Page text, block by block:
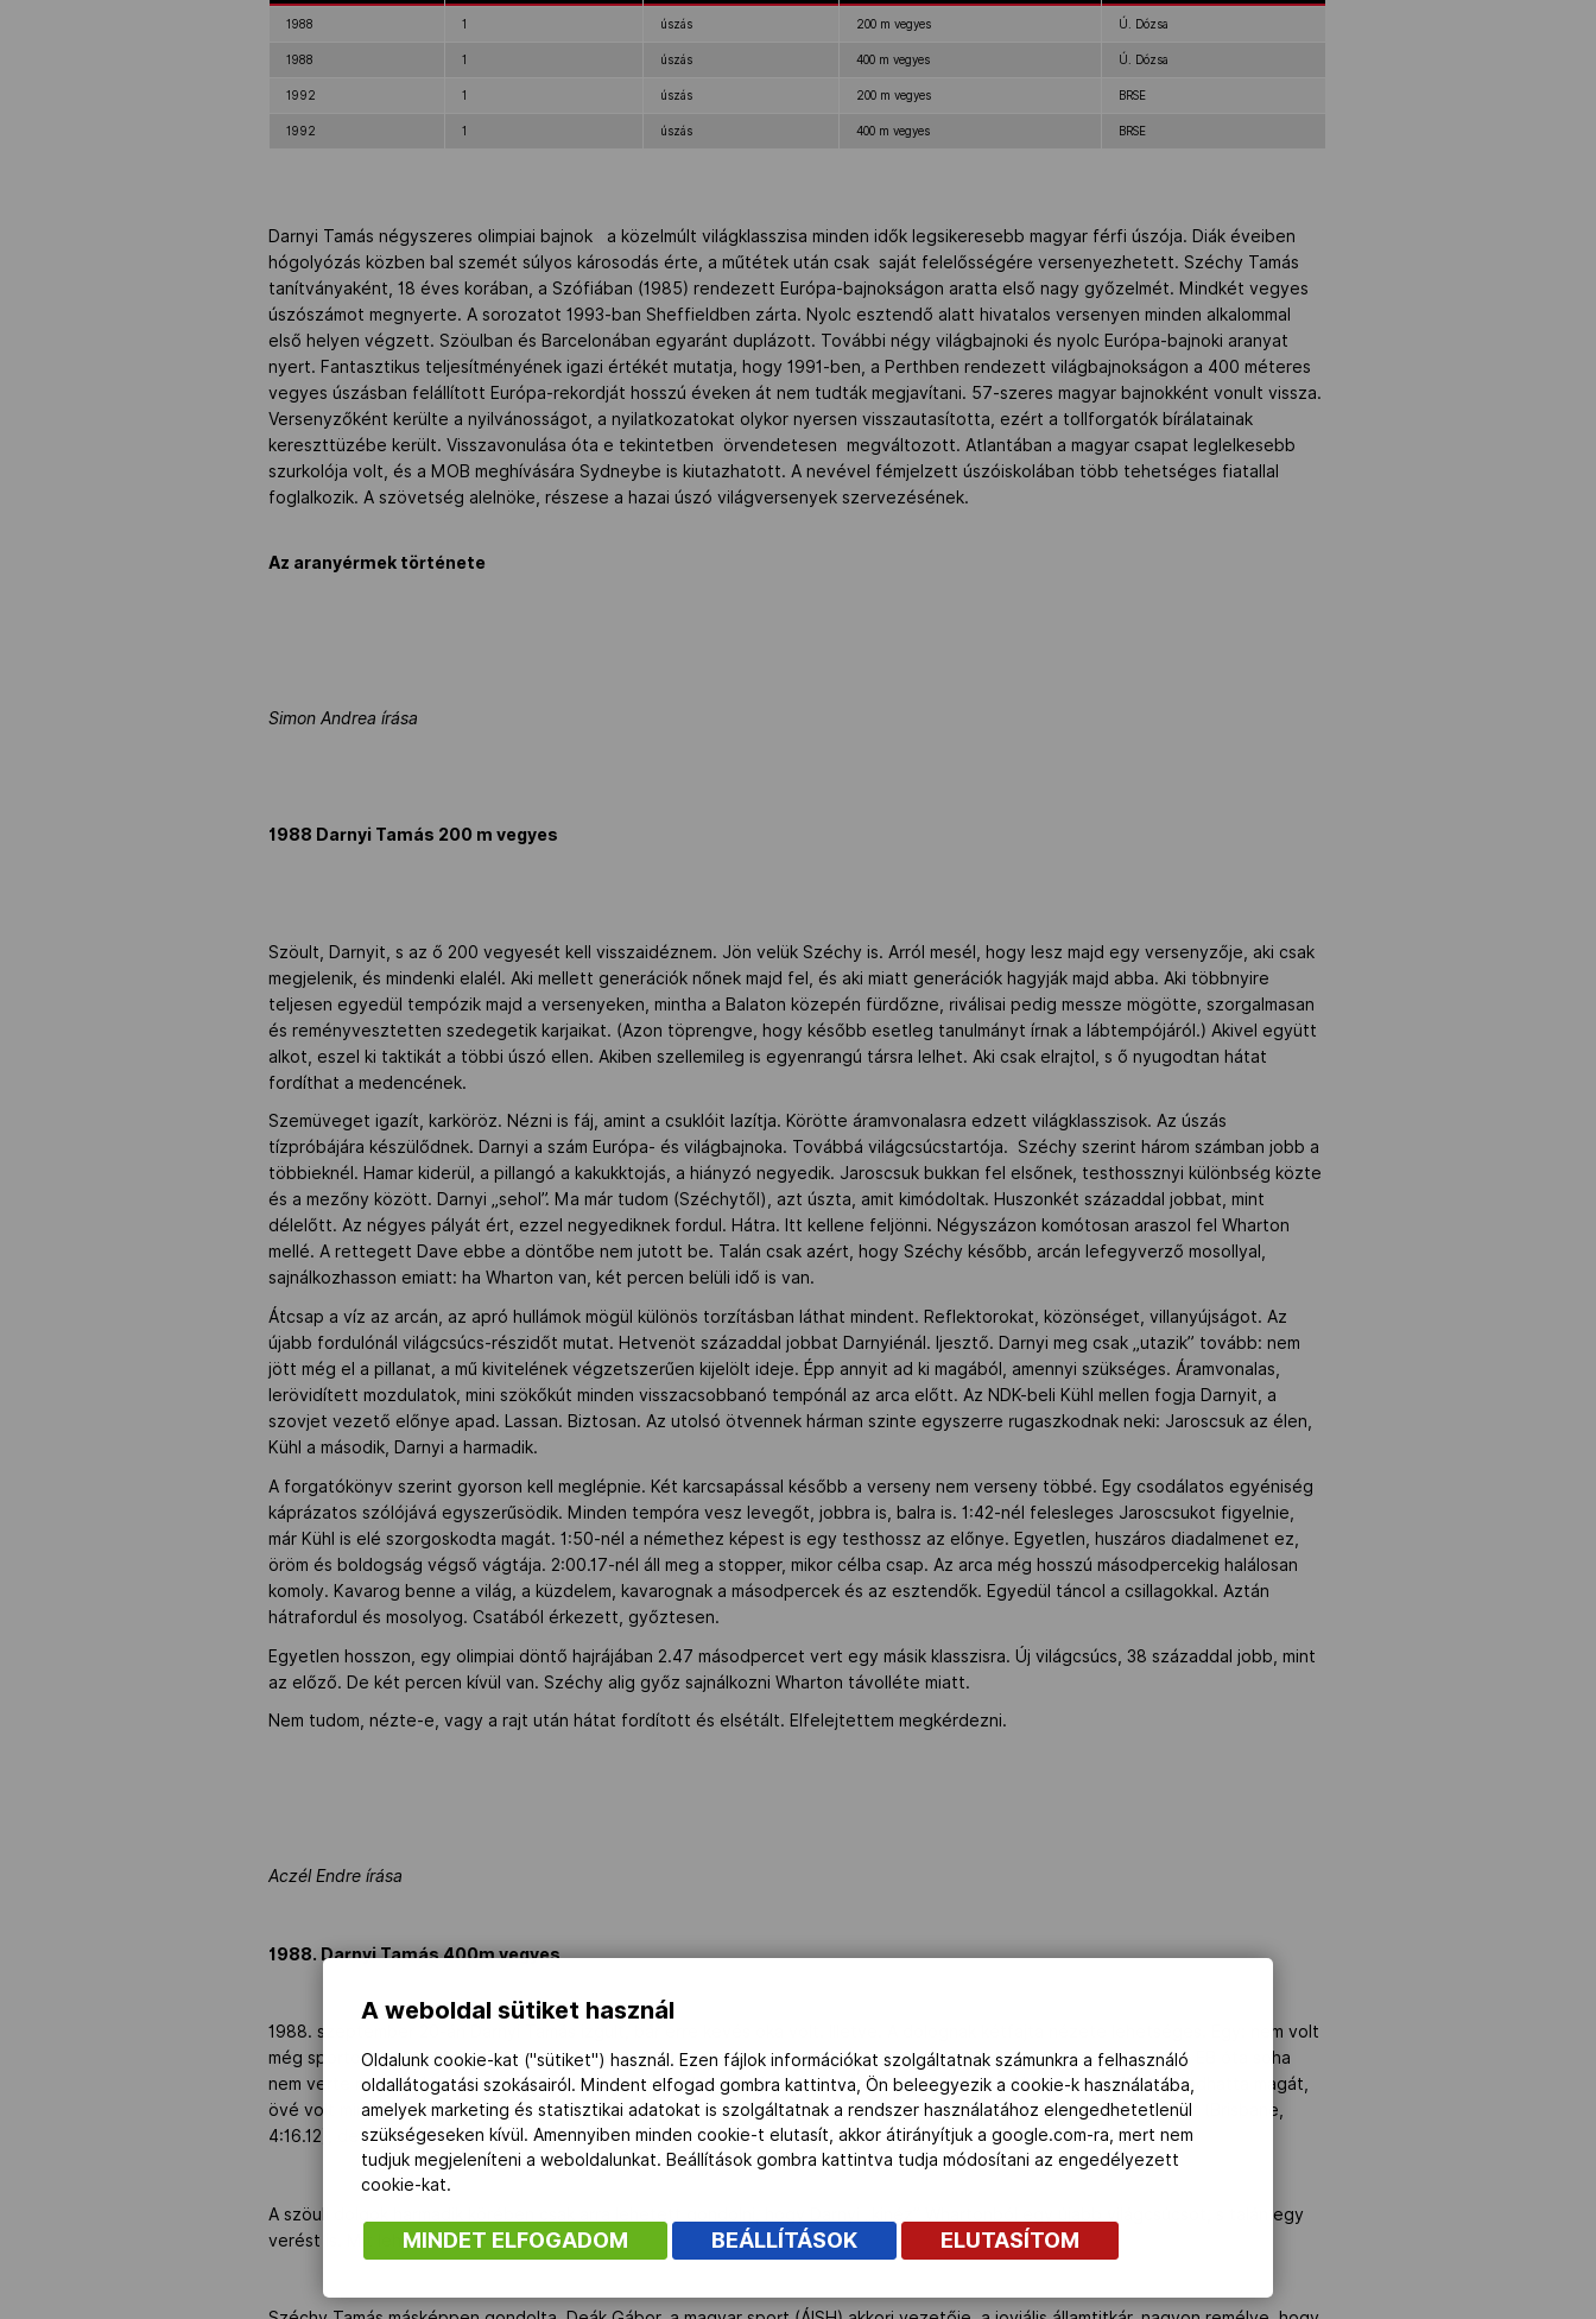
NOB
Társszervezetek
Adatbank
1988 1 úszás 200 m vegyes Ú. Dózsa
1988 1 úszás 400 m vegyes Ú. Dózsa
1992 1 úszás 200 m vegyes BRSE
1992 1 úszás 400 m vegyes BRSE
Darnyi Tamás négyszeres olimpiai bajnok a közelmúlt világklasszisa minden idők legsikeresebb magyar férfi úszója. Diák éveiben
hógolyózás közben bal szemét súlyos károsodás érte, a műtétek után csak saját felelősségére versenyezhetett. Széchy Tamás
tanítványaként, 18 éves korában, a Szófiában (1985) rendezett Európa-bajnokságon aratta első nagy győzelmét. Mindkét vegyes
úszószámot megnyerte. A sorozatot 1993-ban Sheffieldben zárta. Nyolc esztendő alatt hivatalos versenyen minden alkalommal
első helyen végzett. Szöulban és Barcelonában egyaránt duplázott. További négy világbajnoki és nyolc Európa-bajnoki aranyat
nyert. Fantasztikus teljesítményének igazi értékét mutatja, hogy 1991-ben, a Perthben rendezett világbajnokságon a 400 méteres
vegyes úszásban felállított Európa-rekordját hosszú éveken át nem tudták megjavítani. 57-szeres magyar bajnokként vonult vissza.
Versenyzőként kerülte a nyilvánosságot, a nyilatkozatokat olykor nyersen visszautasította, ezért a tollforgatók bírálatainak
kereszttüzébe került. Visszavonulása óta e tekintetben örvendetesen megváltozott. Atlantában a magyar csapat leglelkesebb
szurkolója volt, és a MOB meghívására Sydneybe is kiutazhatott. A nevével fémjelzett úszóiskolában több tehetséges fiatallal
foglalkozik. A szövetség alelnöke, részese a hazai úszó világversenyek szervezésének.
Az aranyérmek története
Simon Andrea írása
1988 Darnyi Tamás 200 m vegyes
Szöult, Darnyit, s az ő 200 vegyesét kell visszaidéznem. Jön velük Széchy is. Arról mesél, hogy lesz majd egy versenyzője, aki csak
megjelenik, és mindenki elalél. Aki mellett generációk nőnek majd fel, és aki miatt generációk hagyják majd abba. Aki többnyire
teljesen egyedül tempózik majd a versenyeken, mintha a Balaton közepén fürdőzne, riválisai pedig messze mögötte, szorgalmasan
és reményvesztetten szedegetik karjaikat. (Azon töprengve, hogy később esetleg tanulmányt írnak a lábtempójáról.) Akivel együtt
alkot, eszel ki taktikát a többi úszó ellen. Akiben szellemileg is egyenrangú társra lelhet. Aki csak elrajtol, s ő nyugodtan hátat
fordíthat a medencének.
Szemüveget igazít, karköröz. Nézni is fáj, amint a csuklóit lazítja. Körötte áramvonalasra edzett világklasszisok. Az úszás
tízpróbájára készülődnek. Darnyi a szám Európa- és világbajnoka. Továbbá világcsúcstartója. Széchy szerint három számban jobb a
többieknél. Hamar kiderül, a pillangó a kakukktojás, a hiányzó negyedik. Jaroscsuk bukkan fel elsőnek, testhossznyi különbség közte
és a mezőny között. Darnyi „sehol”. Ma már tudom (Széchytől), azt úszta, amit kimódoltak. Huszonkét századdal jobbat, mint
délelőtt. Az négyes pályát ért, ezzel negyediknek fordul. Hátra. Itt kellene feljönni. Négyszázon komótosan araszol fel Wharton
mellé. A rettegett Dave ebbe a döntőbe nem jutott be. Talán csak azért, hogy Széchy később, arcán lefegyverző mosollyal,
sajnálkozhasson emiatt: ha Wharton van, két percen belüli idő is van.
Átcsap a víz az arcán, az apró hullámok mögül különös torzításban láthat mindent. Reflektorokat, közönséget, villanyújságot. Az
újabb fordulónál világcsúcs-részidőt mutat. Hetvenöt századdal jobbat Darnyiénál. Ijesztő. Darnyi meg csak „utazik” tovább: nem
jött még el a pillanat, a mű kivitelének végzetszerűen kijelölt ideje. Épp annyit ad ki magából, amennyi szükséges. Áramvonalas,
lerövidített mozdulatok, mini szökőkút minden visszacsobbanó tempónál az arca előtt. Az NDK-beli Kühl mellen fogja Darnyit, a
szovjet vezető előnye apad. Lassan. Biztosan. Az utolsó ötvennek hárman szinte egyszerre rugaszkodnak neki: Jaroscsuk az élen,
Kühl a második, Darnyi a harmadik.
A forgatókönyv szerint gyorson kell meglépnie. Két karcsapással később a verseny nem verseny többé. Egy csodálatos egyéniség
káprázatos szólójává egyszerűsödik. Minden tempóra vesz levegőt, jobbra is, balra is. 1:42-nél felesleges Jaroscsukot figyelnie,
már Kühl is elé szorgoskodta magát. 1:50-nél a némethez képest is egy testhossz az előnye. Egyetlen, huszáros diadalmenet ez,
öröm és boldogság végső vágtája. 2:00.17-nél áll meg a stopper, mikor célba csap. Az arca még hosszú másodpercekig halálosan
komoly. Kavarog benne a világ, a küzdelem, kavarognak a másodpercek és az esztendők. Egyedül táncol a csillagokkal. Aztán
hátrafordul és mosolyog. Csatából érkezett, győztesen.
Egyetlen hosszon, egy olimpiai döntő hajrájában 2.47 másodpercet vert egy másik klasszisra. Új világcsúcs, 38 századdal jobb, mint
az előző. De két percen kívül van. Széchy alig győz sajnálkozni Wharton távolléte miatt.
Nem tudom, nézte-e, vagy a rajt után hátat fordított és elsétált. Elfelejtettem megkérdezni.
Aczél Endre írása
1988. Darnyi Tamás 400m vegyes
1988. szeptember 20-án Darnyi Tamás izgult, bár erre kevés oka volt. Illetve. A dolognak kétfajta nézete lehetséges. Egy: nem volt
még sportoló, aki az első olimpiáján ne izgult volna. Kettő: Darnyit vegyesszámaiban (200, 400) 1985, a szófiai úszó EB óta soha
nem verte meg senki. A kérdéses időpontban, a szöuli nyári olimpián „a világ legjobb úszójának” (Swimming World) tudhatta magát,
övé volt minden létező rekord. Igaz, az előző évben az amerikai Dave Wharton pár napra elvette tőle a világcsúcsot (Brisbane,
4:16.12), de öt nap múltán (Strasbourg, 4:15.42) az megint az övé volt.
A szöuli dolgok harmadik körében csak arra lehetett gondolni, hogy Darnyi „kinéz” Whartonból egy újabb világcsúcsot, s talán egy
verést is. Mit lehet tudni?
A weboldal sütiket használ
Oldalunk cookie-kat ("sütiket") használ. Ezen fájlok információkat szolgáltatnak számunkra a felhasználó
oldallátogatási szokásairól. Mindent elfogad gombra kattintva, Ön beleegyezik a cookie-k használatába,
amelyek marketing és statisztikai adatokat is szolgáltatnak a rendszer használatához elengedhetetlenül
szükségeseken kívül. Amennyiben minden cookie-t elutasít, akkor átirányítjuk a google.com-ra, mert nem
tudjuk megjeleníteni a weboldalunkat. Beállítások gombra kattintva tudja módosítani az engedélyezett
cookie-kat.
MINDET ELFOGADOM BEÁLLÍTÁSOK ELUTASÍTOM